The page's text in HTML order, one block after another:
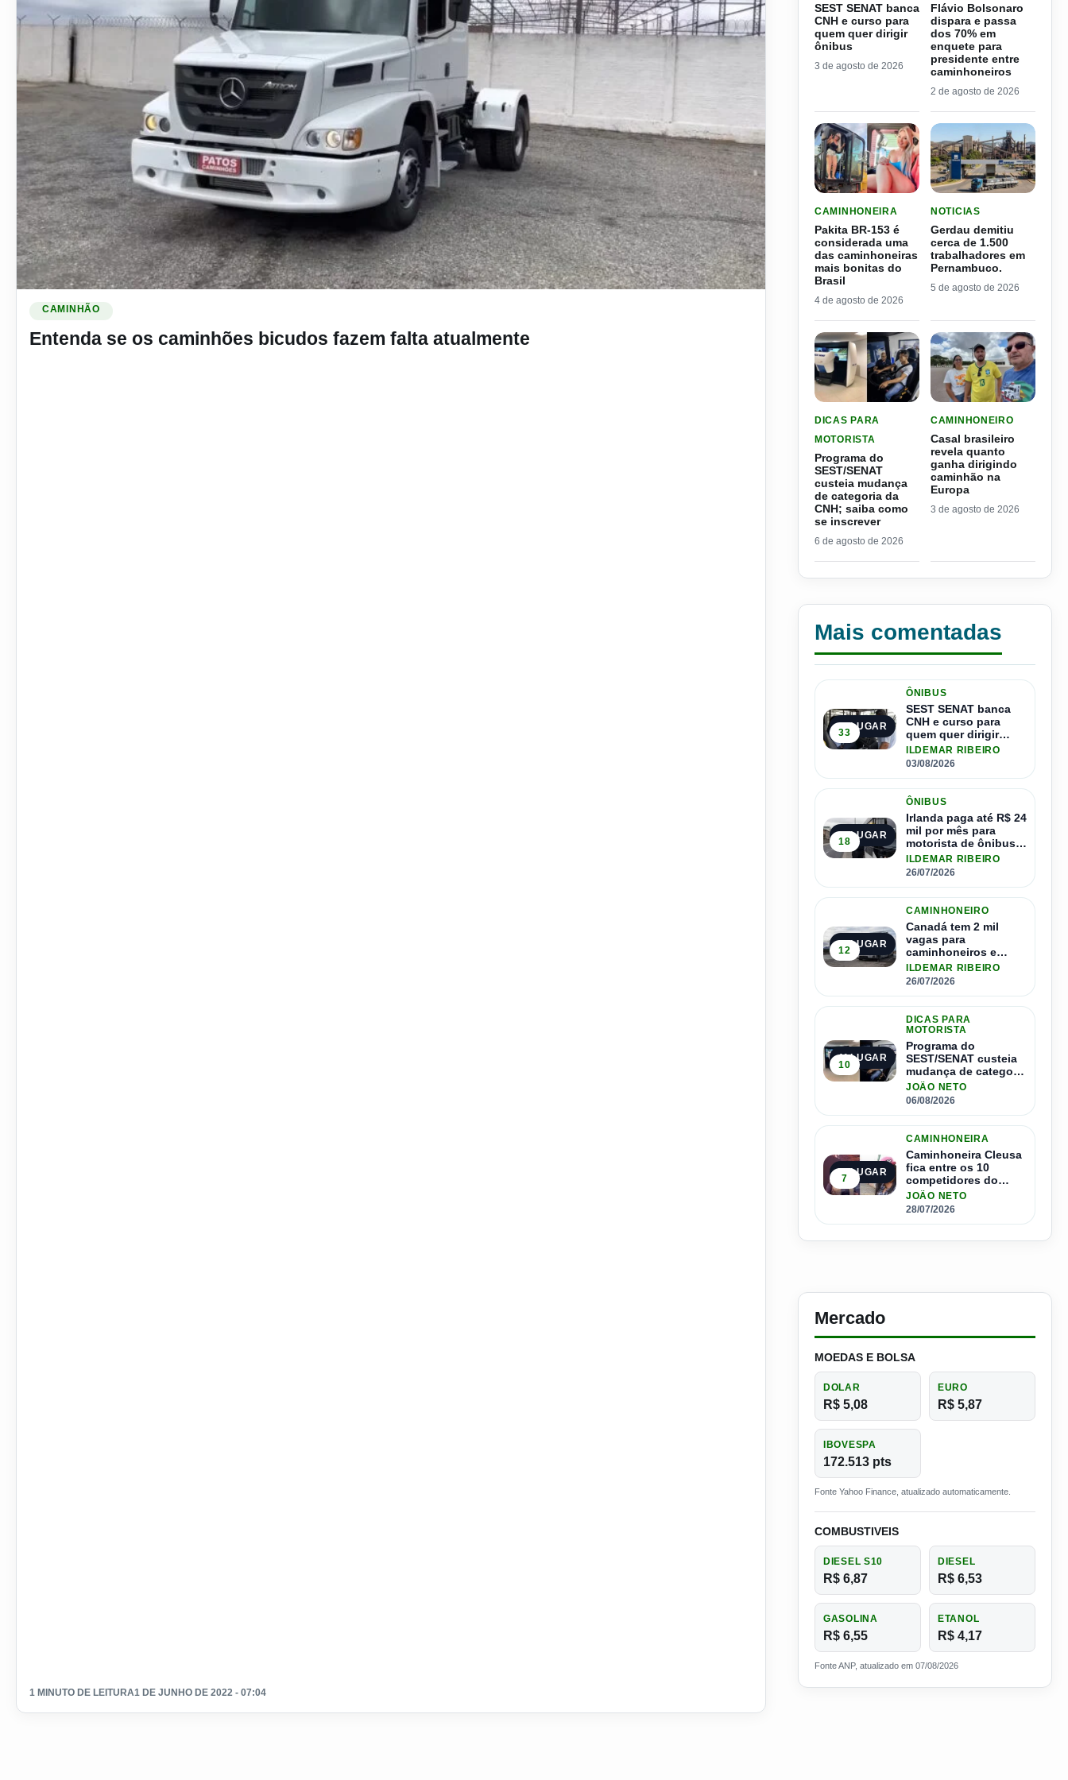
CAMINHÃO
Entenda se os caminhões bicudos fazem falta atualmente
1 MINUTO DE LEITURA1 DE JUNHO DE 2022 - 07:04
SEST SENAT banca
CNH e curso para
quem quer dirigir
ônibus
3 de agosto de 2026
Flávio Bolsonaro
dispara e passa
dos 70% em
enquete para
presidente entre
caminhoneiros
2 de agosto de 2026
CAMINHONEIRA
Pakita BR-153 é
considerada uma
das caminhoneiras
mais bonitas do
Brasil
4 de agosto de 2026
NOTICIAS
Gerdau demitiu
cerca de 1.500
trabalhadores em
Pernambuco.
5 de agosto de 2026
DICAS PARA
MOTORISTA
Programa do
SEST/SENAT
custeia mudança
de categoria da
CNH; saiba como
se inscrever
6 de agosto de 2026
CAMINHONEIRO
Casal brasileiro
revela quanto
ganha dirigindo
caminhão na
Europa
3 de agosto de 2026
Mais comentadas
1º LUGAR
33
ÔNIBUS
SEST SENAT banca
CNH e curso para
quem quer dirigir
ônibus
ILDEMAR RIBEIRO
03/08/2026
2º LUGAR
18
ÔNIBUS
Irlanda paga até R$ 24
mil por mês para
motorista de ônibus e
pode contratar até
1.500 motoristas
ILDEMAR RIBEIRO
26/07/2026
3º LUGAR
12
CAMINHONEIRO
Canadá tem 2 mil
vagas para
caminhoneiros e
salário de até R$ 24
mil por mês
ILDEMAR RIBEIRO
26/07/2026
4º LUGAR
10
DICAS PARA
MOTORISTA
Programa do
SEST/SENAT custeia
mudança de categoria
da CNH; saiba como
se inscrever
JOÃO NETO
06/08/2026
5º LUGAR
7
CAMINHONEIRA
Caminhoneira Cleusa
fica entre os 10
competidores do
Master Driver Brasil
JOÃO NETO
28/07/2026
Mercado
MOEDAS E BOLSA
DOLAR
R$ 5,08
EURO
R$ 5,87
IBOVESPA
172.513 pts
Fonte Yahoo Finance, atualizado automaticamente.
COMBUSTIVEIS
DIESEL S10
R$ 6,87
DIESEL
R$ 6,53
GASOLINA
R$ 6,55
ETANOL
R$ 4,17
Fonte ANP, atualizado em 07/08/2026